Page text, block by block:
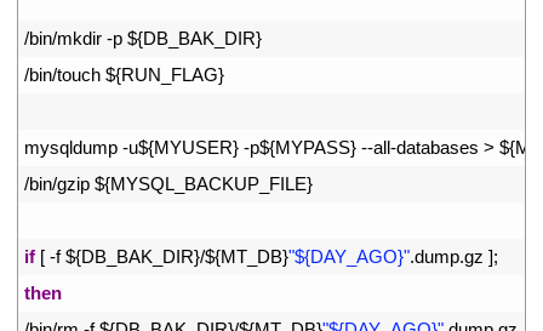
/bin/mkdir -p ${DB_BAK_DIR}
/bin/touch ${RUN_FLAG}
mysqldump -u${MYUSER} -p${MYPASS} --all-databases > ${
/bin/gzip ${MYSQL_BACKUP_FILE}
if [ -f ${DB_BAK_DIR}/${MT_DB}"${DAY_AGO}".dump.gz ];
then